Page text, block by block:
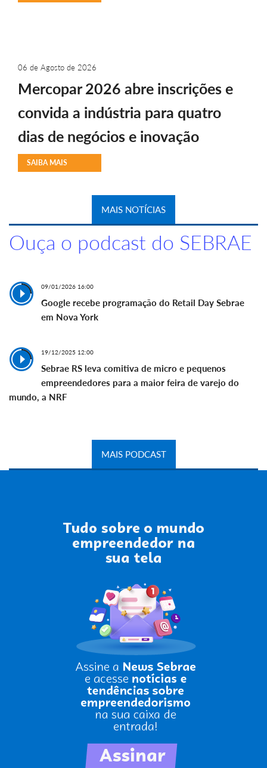
06 de Agosto de 2026
Mercopar 2026 abre inscrições e
convida a indústria para quatro
dias de negócios e inovação
SAIBA MAIS
MAIS NOTÍCIAS
Ouça o podcast do SEBRAE
09/01/2026 16:00
Google recebe programação do Retail Day Sebrae
em Nova York
19/12/2025 12:00
Sebrae RS leva comitiva de micro e pequenos
empreendedores para a maior feira de varejo do
mundo, a NRF
MAIS PODCAST